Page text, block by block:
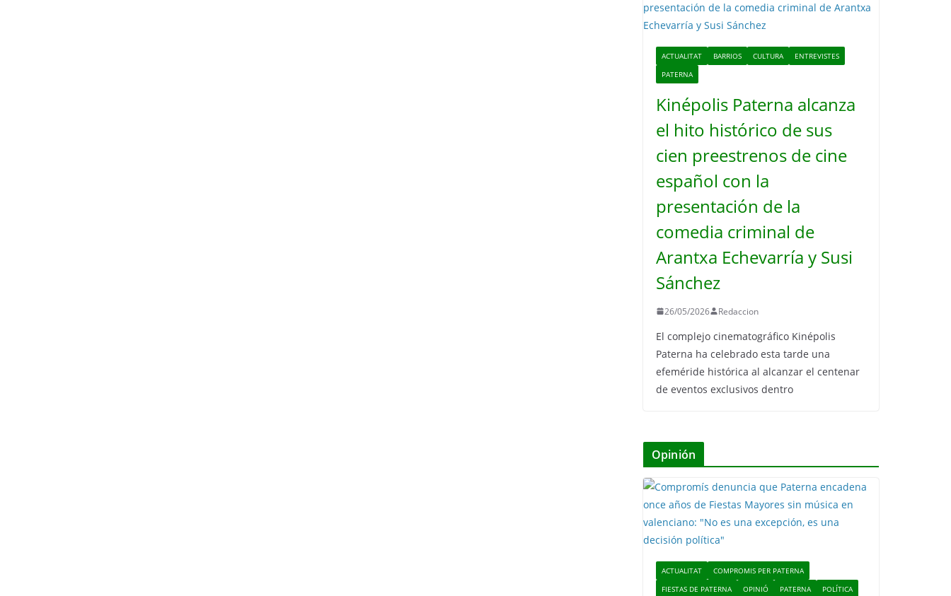
ACTUALITAT BARRIOS CULTURA
ENTREVISTES
PATERNA
Kinépolis Paterna alcanza
el hito histórico de sus
cien preestrenos de cine
español con la
presentación de la
comedia criminal de
Arantxa Echevarría y Susi
Sánchez
26/05/2026 Redaccion
El complejo cinematográfico Kinépolis
Paterna ha celebrado esta tarde una
efeméride histórica al alcanzar el centenar
de eventos exclusivos dentro
Opinión
ACTUALITAT
COMPROMIS PER PATERNA
FIESTAS DE PATERNA
OPINIÓ PATERNA POLÍTICA